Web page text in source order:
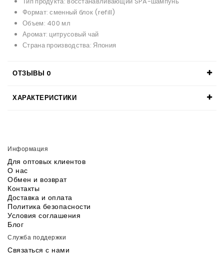
Формат: сменный блок (refill)
Объем: 400 мл
Аромат: цитрусовый чай
Страна производства: Япония
ОТЗЫВЫ 0
ХАРАКТЕРИСТИКИ
Информация
Для оптовых клиентов
О нас
Обмен и возврат
Контакты
Доставка и оплата
Политика безопасности
Условия соглашения
Блог
Служба поддержки
Связаться с нами